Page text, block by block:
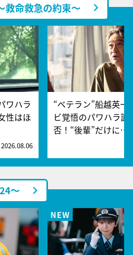
救命救急の約束～
ワハラ
性はほ
2026.08.06
“ベテラン”船越英一
ビ覚悟のパワハラ謝
否！“後輩”だけに…
～